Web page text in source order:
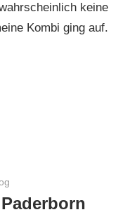
keine
Kombi ging auf.